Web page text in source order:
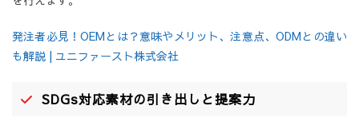
発注者必見！OEMとは？意味やメリット、注意点、ODMとの違い
も解説 | ユニファースト株式会社
SDGs対応素材の引き出しと提案力